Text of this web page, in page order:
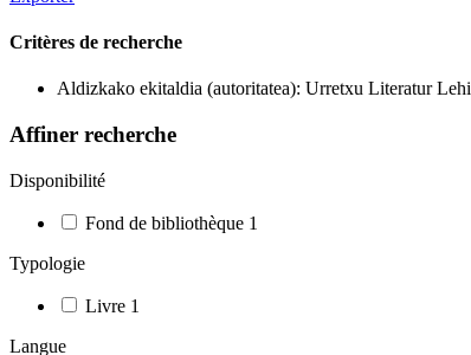
Critères de recherche
Aldizkako ekitaldia (autoritatea): Urretxu Literatur
Affiner recherche
Disponibilité
Fond de bibliothèque 1
Typologie
Livre 1
Langue